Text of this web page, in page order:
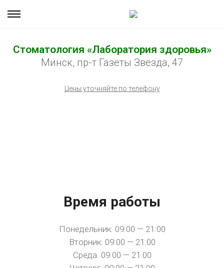
Стоматология «Лаборатория здоровья»
Минск, пр-т Газеты Звезда, 47
Цены уточняйте по телефону
Время работы
Понедельник: 09:00 — 21:00
Вторник: 09:00 — 21:00
Среда: 09:00 — 21:00